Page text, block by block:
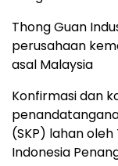
Thong Guan
perusahaan
asal Malaysia
Konfirmasi dan
(SKP) lahan
Indonesia